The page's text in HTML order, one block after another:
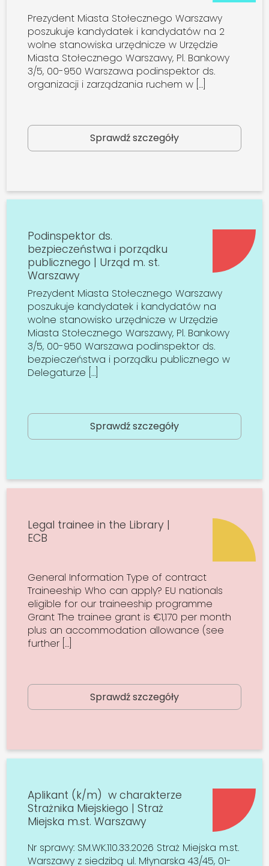
Prezydent Miasta Stołecznego Warszawy
poszukuje kandydatek i kandydatów na 2
wolne stanowiska urzędnicze w Urzędzie
Miasta Stołecznego Warszawy, Pl. Bankowy
3/5, 00-950 Warszawa podinspektor ds.
organizacji i zarządzania ruchem w […]
Sprawdź szczegóły
Podinspektor ds.
bezpieczeństwa i porządku
publicznego | Urząd m. st.
Warszawy
Prezydent Miasta Stołecznego Warszawy
poszukuje kandydatek i kandydatów na
wolne stanowisko urzędnicze w Urzędzie
Miasta Stołecznego Warszawy, Pl. Bankowy
3/5, 00-950 Warszawa podinspektor ds.
bezpieczeństwa i porządku publicznego w
Delegaturze […]
Sprawdź szczegóły
Legal trainee in the Library |
ECB
General Information Type of contract
Traineeship Who can apply? EU nationals
eligible for our traineeship programme
Grant The trainee grant is €1,170 per month
plus an accommodation allowance (see
further […]
Sprawdź szczegóły
Aplikant (k/m) w charakterze
Strażnika Miejskiego | Straż
Miejska m.st. Warszawy
Nr sprawy: SM.WK.110.33.2026 Straż Miejska m.st.
Warszawy z siedzibą ul. Młynarska 43/45, 01-